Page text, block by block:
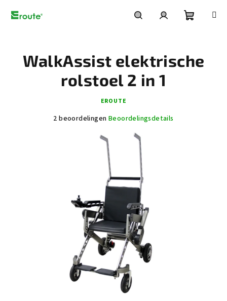
naar
WalkAssist elektrische
rolstoel 2 in 1
EROUTE
De
productbeoordeling
2 beoordelingen Beoordelingsdetails